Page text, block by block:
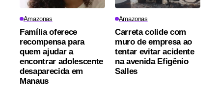
Amazonas
Família oferece
recompensa para
quem ajudar a
encontrar adolescente
desaparecida em
Manaus
Amazonas
Carreta colide com
muro de empresa ao
tentar evitar acidente
na avenida Efigênio
Salles